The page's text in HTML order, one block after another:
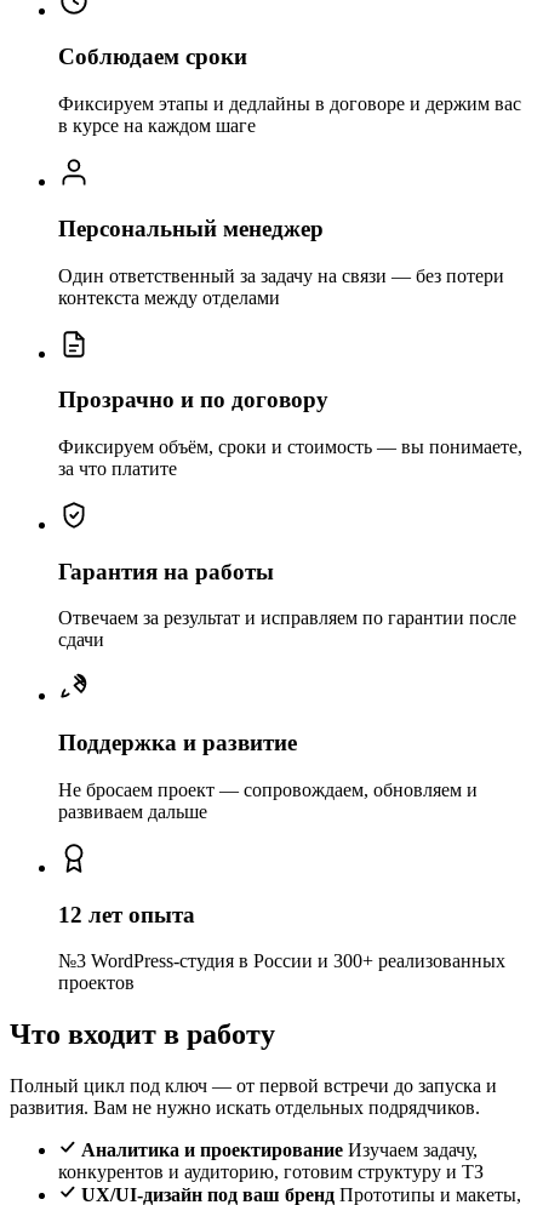
Соблюдаем сроки
Фиксируем этапы и дедлайны в договоре и держим вас
в курсе на каждом шаге
Персональный менеджер
Один ответственный за задачу на связи — без потери
контекста между отделами
Прозрачно и по договору
Фиксируем объём, сроки и стоимость — вы понимаете,
за что платите
Гарантия на работы
Отвечаем за результат и исправляем по гарантии после
сдачи
Поддержка и развитие
Не бросаем проект — сопровождаем, обновляем и
развиваем дальше
12 лет опыта
№3 WordPress-студия в России и 300+ реализованных
проектов
Что входит в работу
Полный цикл под ключ — от первой встречи до запуска и
развития. Вам не нужно искать отдельных подрядчиков.
Аналитика и проектирование Изучаем задачу,
конкурентов и аудиторию, готовим структуру и ТЗ
UX/UI-дизайн под ваш бренд Прототипы и макеты,